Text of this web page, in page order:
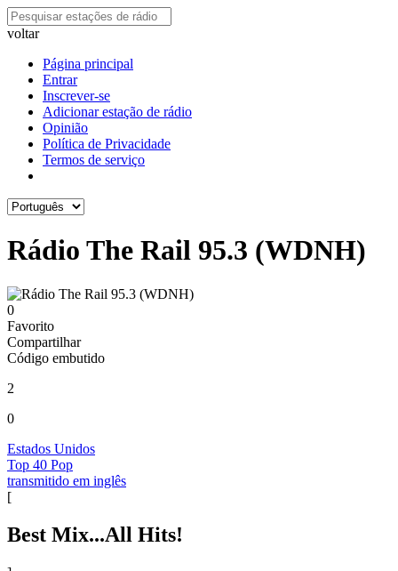
voltar
Página principal
Entrar
Inscrever-se
Adicionar estação de rádio
Opinião
Política de Privacidade
Termos de serviço
Rádio The Rail 95.3 (WDNH)
0
Favorito
Compartilhar
Código embutido
2
0
Estados Unidos
Top 40 Pop
transmitido em inglês
[
Best Mix...All Hits!